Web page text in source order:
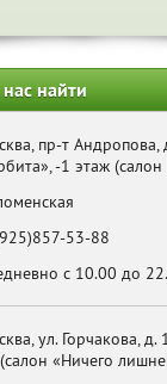
найти
пр-т Андропова,
-1 этаж (салон
53-88
с 10.00 до
ул. Горчакова, д.
«Ничего